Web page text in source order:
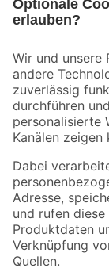
Der toom Newsletter:
Zur Newsletter
Folge uns
Zahlungsarten